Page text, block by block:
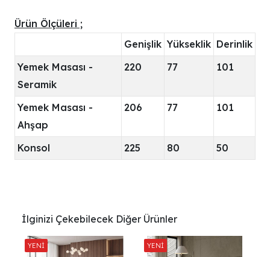
Ürün Ölçüleri ;
Genişlik Yükseklik Derinlik
Yemek Masası -
Seramik
220 77 101
Yemek Masası -
Ahşap
206 77 101
Konsol 225 80 50
İlginizi Çekebilecek Diğer Ürünler